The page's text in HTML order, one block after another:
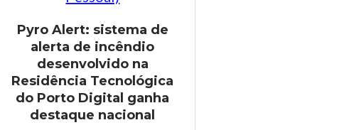
Pyro Alert: sistema de
alerta de incêndio
desenvolvido na
Residência Tecnológica
do Porto Digital ganha
destaque nacional